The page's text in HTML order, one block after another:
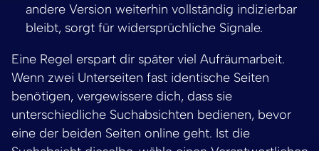
andere Version weiterhin vollständig indizierbar
bleibt, sorgt für widersprüchliche Signale.
Eine Regel erspart dir später viel Aufräumarbeit.
Wenn zwei Unterseiten fast identische Seiten
benötigen, vergewissere dich, dass sie
unterschiedliche Suchabsichten bedienen, bevor
eine der beiden Seiten online geht. Ist die